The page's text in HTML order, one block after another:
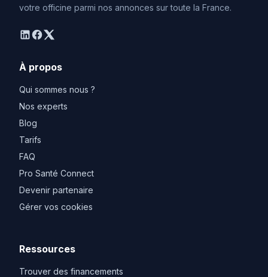
votre officine parmi nos annonces sur toute la France.
linkedin
facebook
twitter
À propos
Qui sommes nous ?
Nos experts
Blog
Tarifs
FAQ
Pro Santé Connect
Devenir partenaire
Gérer vos cookies
Ressources
Trouver des financements